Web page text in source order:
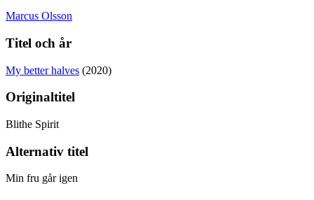
Marcus Olsson
Titel och år
My better halves (2020)
Originaltitel
Blithe Spirit
Alternativ titel
Min fru går igen